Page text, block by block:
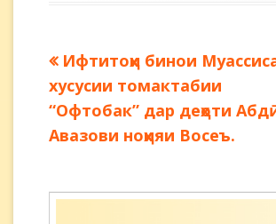
Навигация
по
записям
Предыдущая
запись:
Ифтитоҳи бинои
хусусии томактабии
“Офтобак” дар деҳоти
Авазови ноҳияи Восеъ.
Содержимое